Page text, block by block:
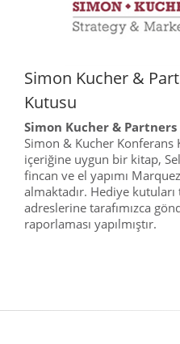
Simon Kucher &
Kutusu
Simon Kucher &
Simon & Kucher
içeriğine uygun bir kitap,
fincan ve el yapımı
almaktadır. Hediye kutuları
adreslerine tarafımızca
raporlaması yapılmıştır.